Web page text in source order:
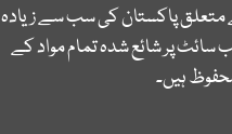
متعلق پاکستان کی سب سے زیادہ
پر شائع شدہ تمام مواد کے
ہیں۔